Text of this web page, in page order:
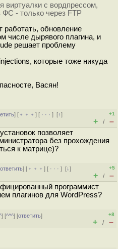
виртуалки с вордпрессом,
ФС - только через FTP
работать, обновление
числе дырявого плагина, и
решает проблему
которые тоже никуда
Васян!
] [ ﹢﹢﹢] [ · · ·][↑]
+1
+ / –
позволяет
без прохождения
к матрице)?
ответить] [ ﹢﹢﹢] [ · · ·][↓]
+5
+ / –
программист
плагинов для WordPress?
] [^^^] [ответить]
+8
+ / –